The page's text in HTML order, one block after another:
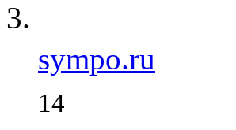
sympo.ru
14